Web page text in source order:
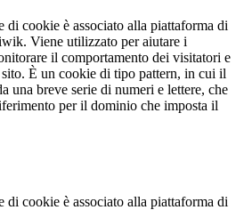
di cookie è associato alla piattaforma di
Viene utilizzato per aiutare i
il comportamento dei visitatori e
È un cookie di tipo pattern, in cui il
una breve serie di numeri e lettere, che
per il dominio che imposta il
di cookie è associato alla piattaforma di